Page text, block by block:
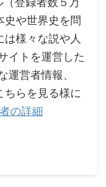
史や世界史を問
様々な説や人
イトを運営した
運営者情報、
ちらを見る様に
の詳細